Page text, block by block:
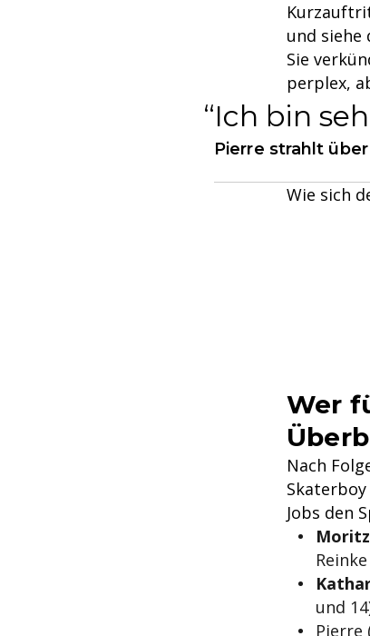
und siehe
Sie
perplex,
Ich bin
Pierre strahlt
Wie sich
Wer
Nach
Jobs den
und
Pierre